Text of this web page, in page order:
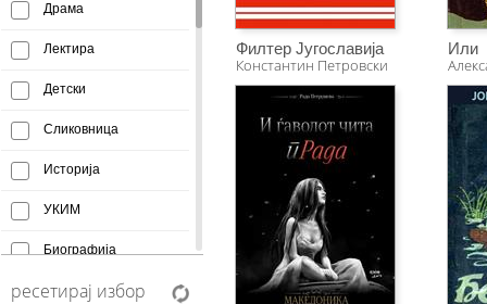
Драма
Лектира
Детски
Сликовница
Историја
УКИМ
Биографија
Афоризми
ресетирај избор
Филтер Југославија
Константин Петровски
Или